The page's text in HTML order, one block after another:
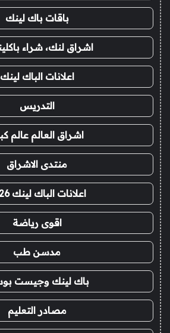
باقات باك لينك
اشراق لنك، شراء
اعلانات الباك لينك
التدريس
اشراق العالم عالم
منتدى الاشراق
اعلانات الباك لينك 2026
اقوى رياضة
مدسن طب
باك لينك وجيست
مصادر التعليم